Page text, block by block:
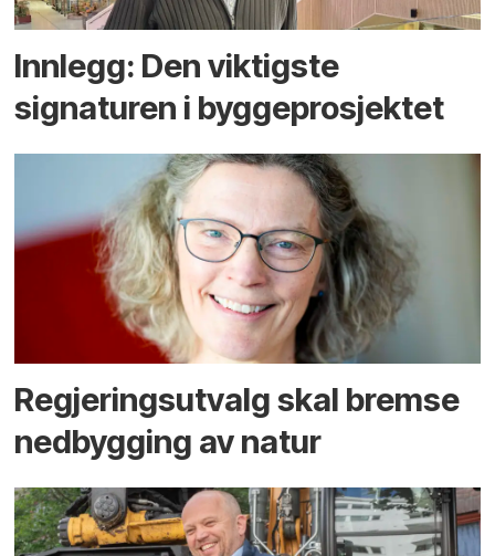
Innlegg: Den viktigste
signaturen i bygge­­prosjektet
Regjerings­utvalg skal bremse
ned­bygging av natur